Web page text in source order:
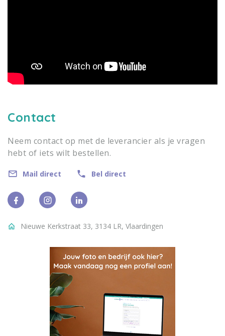
Contact
Neem contact op met de leverancier als je vragen
hebt of iets wilt bestellen.
Mail direct Bel direct
Nieuwe Kerkstraat 33, 3134 LR, Vlaardingen